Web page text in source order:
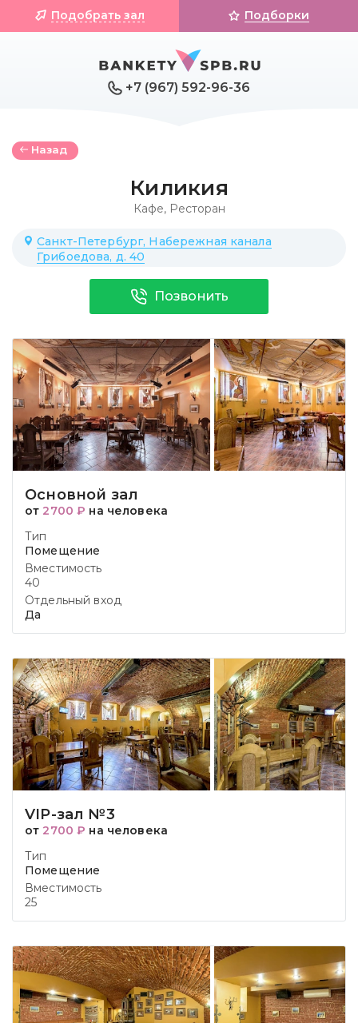
+7 (967) 592-96-36
Подобрать зал Подборки
Назад
Киликия
Кафе, Ресторан
Санкт-Петербург, Набережная канала
Грибоедова, д. 40
Позвонить
Основной зал
от 2700 ₽ на человека
Тип
Помещение
Вместимость
40
Отдельный вход
Да
VIP-зал №3
от 2700 ₽ на человека
Тип
Помещение
Вместимость
25